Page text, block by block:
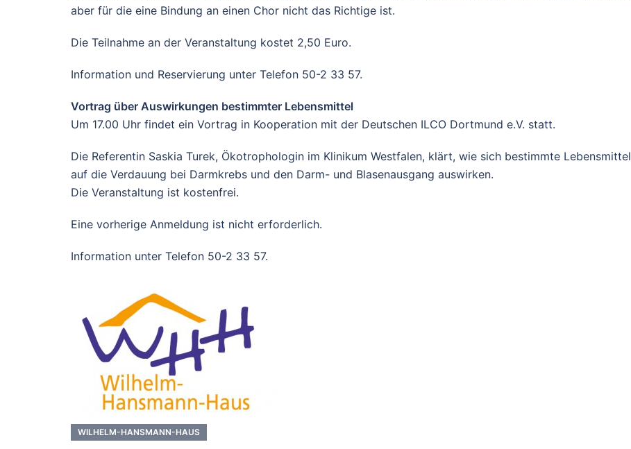
aber für die eine Bindung an einen Chor nicht das Richtige ist.
Die Teilnahme an der Veranstaltung kostet 2,50 Euro.
Information und Reservierung unter Telefon 50-2 33 57.
Vortrag über Auswirkungen bestimmter Lebensmittel
Um 17.00 Uhr findet ein Vortrag in Kooperation mit der Deutschen ILCO Dortmund e.V. statt.
Die Referentin Saskia Turek, Ökotrophologin im Klinikum Westfalen, klärt, wie sich bestimmte Lebensmittel
auf die Verdauung bei Darmkrebs und den Darm- und Blasenausgang auswirken.
Die Veranstaltung ist kostenfrei.
Eine vorherige Anmeldung ist nicht erforderlich.
Information unter Telefon 50-2 33 57.
WILHELM-HANSMANN-HAUS